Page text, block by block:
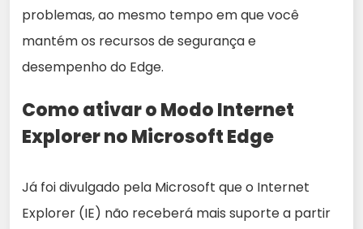
problemas, ao mesmo tempo em que você
mantém os recursos de segurança e
desempenho do Edge.
Como ativar o Modo Internet
Explorer no Microsoft Edge
Já foi divulgado pela Microsoft que o Internet
Explorer (IE) não receberá mais suporte a partir